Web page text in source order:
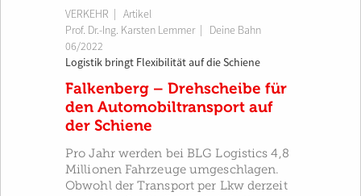
VERKEHR | Artikel
Prof. Dr.-Ing. Karsten Lemmer| Deine Bahn
06/2022
Logistik bringt Flexibilität auf die Schiene
Falkenberg – Drehscheibe für
den Automobiltransport auf
der Schiene
Pro Jahr werden bei BLG Logistics 4,8
Millionen Fahrzeuge umgeschlagen.
Obwohl der Transport per Lkw derzeit